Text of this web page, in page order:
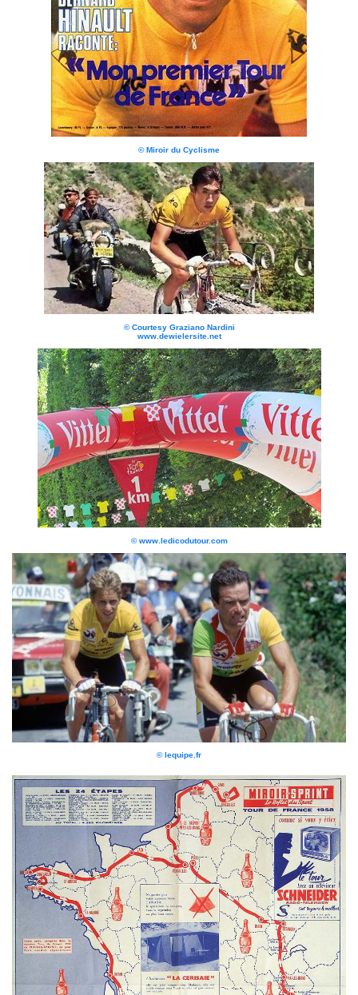
© Miroir du Cyclisme
© Courtesy Graziano Nardini
www.dewielersite.net
© www.ledicodutour.com
© lequipe.fr